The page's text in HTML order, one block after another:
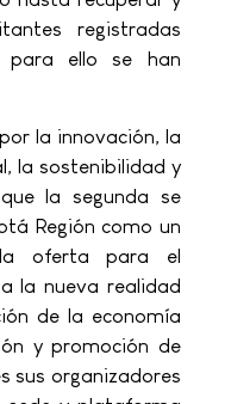
registradas
ello se han
la innovación, la
la sostenibilidad y
la segunda se
Región como un
la oferta para el
la nueva realidad
de la economía
y promoción de
sus organizadores